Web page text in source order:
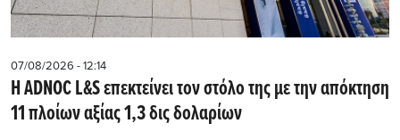
07/08/2026 - 12:14
Η ADNOC L&S επεκτείνει τον στόλο της με την απόκτηση
11 πλοίων αξίας 1,3 δις δολαρίων